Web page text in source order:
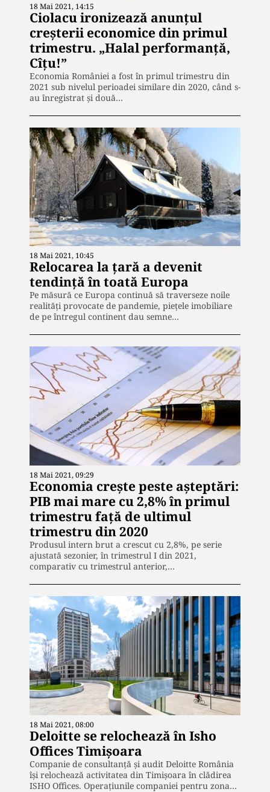
18 Mai 2021, 14:15
Ciolacu ironizează anunțul
creșterii economice din primul
trimestru. „Halal performanță,
Cîțu!”
Economia României a fost în primul trimestru din
2021 sub nivelul perioadei similare din 2020, când s-
au înregistrat și două…
18 Mai 2021, 10:45
Relocarea la țară a devenit
tendință în toată Europa
Pe măsură ce Europa continuă să traverseze noile
realități provocate de pandemie, piețele imobiliare
de pe întregul continent dau semne…
18 Mai 2021, 09:29
Economia crește peste așteptări:
PIB mai mare cu 2,8% în primul
trimestru față de ultimul
trimestru din 2020
Produsul intern brut a crescut cu 2,8%, pe serie
ajustată sezonier, în trimestrul I din 2021,
comparativ cu trimestrul anterior,…
18 Mai 2021, 08:00
Deloitte se relochează în Isho
Offices Timișoara
Companie de consultanță și audit Deloitte România
își relochează activitatea din Timișoara în clădirea
ISHO Offices. Operațiunile companiei pentru zona…